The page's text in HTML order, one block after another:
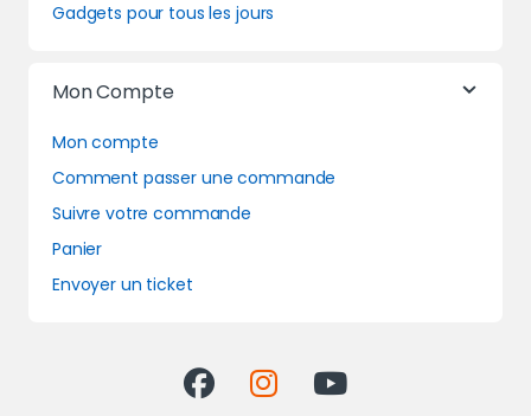
Gadgets pour tous les jours
Mon Compte
Mon compte
Comment passer une commande
Suivre votre commande
Panier
Envoyer un ticket